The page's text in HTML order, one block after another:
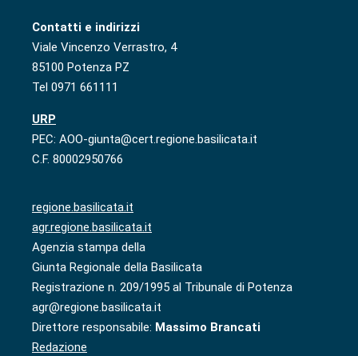
Contatti e indirizzi
Viale Vincenzo Verrastro, 4
85100 Potenza PZ
Tel 0971 661111
URP
PEC: AOO-giunta@cert.regione.basilicata.it
C.F. 80002950766
regione.basilicata.it
agr.regione.basilicata.it
Agenzia stampa della
Giunta Regionale della Basilicata
Registrazione n. 209/1995 al Tribunale di Potenza
agr@regione.basilicata.it
Direttore responsabile: Massimo Brancati
Redazione